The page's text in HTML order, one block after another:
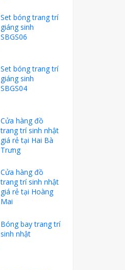
Set bóng trang trí
giáng sinh
SBGS06
Set bóng trang trí
giáng sinh
SBGS04
Cửa hàng đồ
trang trí sinh nhật
giá rẻ tại Hai Bà
Trưng
Cửa hàng đồ
trang trí sinh nhật
giá rẻ tại Hoàng
Mai
Bóng bay trang trí
sinh nhật